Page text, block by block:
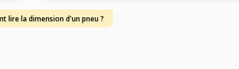
lire la dimension d'un pneu ?